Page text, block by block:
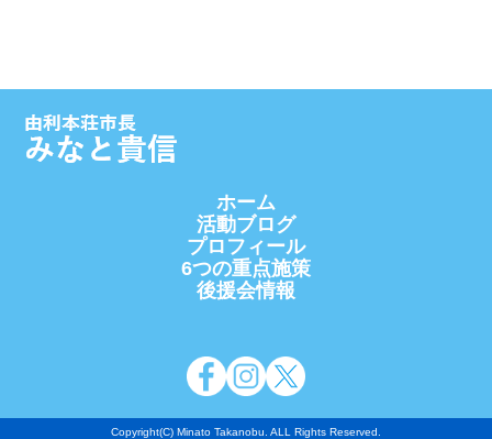
ホーム
活動ブログ
プロフィール
6つの重点施策
後援会情報
Copyright(C) Minato Takanobu. ALL Rights Reserved.